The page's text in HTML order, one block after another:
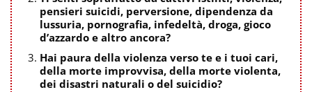
pensieri suicidi, perversione, dipendenza da
lussuria, pornografia, infedeltà, droga, gioco
d’azzardo e altro ancora?
Hai paura della violenza verso te e i tuoi cari,
della morte improvvisa, della morte violenta,
dei disastri naturali o del suicidio?